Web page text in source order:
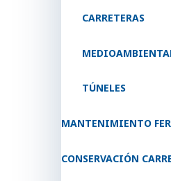
CARRETERAS
TÚNELES
MANTENIMIENTO
CONSERVACIÓN